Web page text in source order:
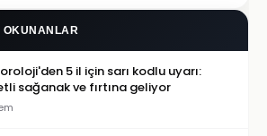
OKUNANLAR
5 il için sarı kodlu uyarı:
sağanak ve fırtına geliyor